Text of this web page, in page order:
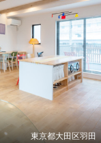
東京都大田区羽田